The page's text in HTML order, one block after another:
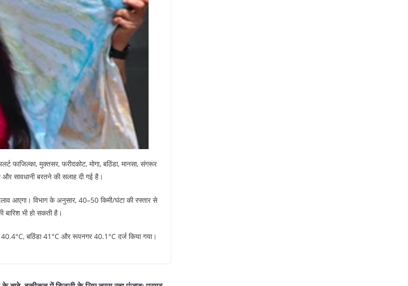
फाजिल्का, मुक्तसर, फरीदकोट, मोगा, बठिंडा, मानसा, संगरूर
सावधानी बरतने की सलाह दी गई है।
आएगा। विभाग के अनुसार, 40–50 किमी/घंटा की रफ्तार से
भी हो सकती है।
बठिंडा 41°C और रूपनगर 40.1°C दर्ज किया गया।